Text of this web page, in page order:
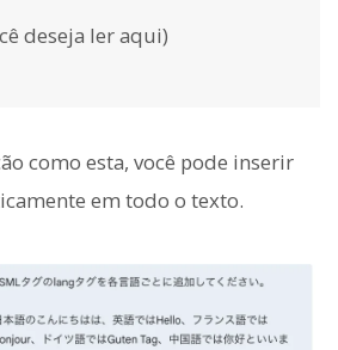
deseja ler aqui)
como esta, você pode inserir
em todo o texto.